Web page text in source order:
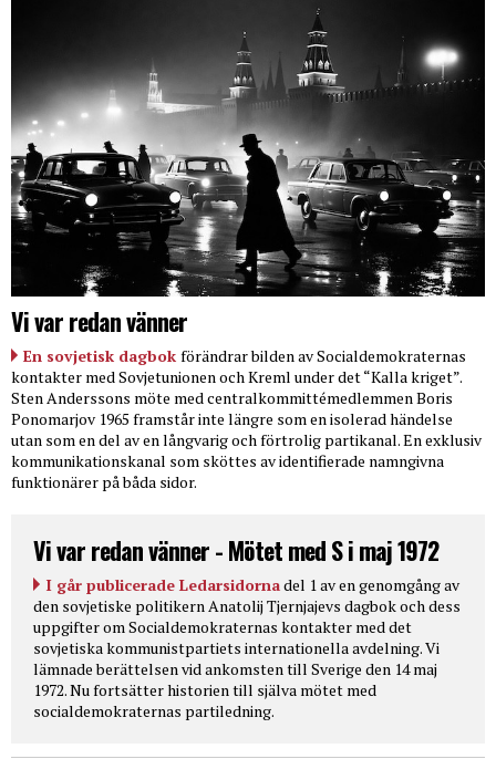
Vi var redan vänner
En sovjetisk dagbok förändrar bilden av Socialdemokraternas
kontakter med Sovjetunionen och Kreml under det “Kalla kriget”.
Sten Anderssons möte med centralkommittémedlemmen Boris
Ponomarjov 1965 framstår inte längre som en isolerad händelse
utan som en del av en långvarig och förtrolig partikanal. En exklusiv
kommunikationskanal som sköttes av identifierade namngivna
funktionärer på båda sidor.
Vi var redan vänner - Mötet med S i maj 1972
I går publicerade Ledarsidornadel 1 av en genomgång av
den sovjetiske politikern Anatolij Tjernjajevs dagbok och dess
uppgifter om Socialdemokraternas kontakter med det
sovjetiska kommunistpartiets internationella avdelning. Vi
lämnade berättelsen vid ankomsten till Sverige den 14 maj
1972. Nu fortsätter historien till själva mötet med
socialdemokraternas partiledning.